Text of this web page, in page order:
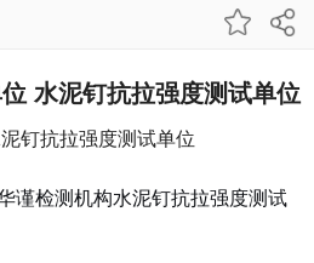
水泥钉抗拉强度测试单位
钉抗拉强度测试单位
谨检测机构水泥钉抗拉强度测试